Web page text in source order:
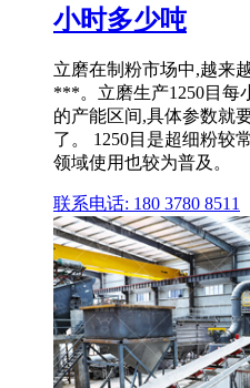
小时多少吨
立磨在制粉市场中,越来
***。立磨生产1250目每
的产能区间,具体参数就
了。 1250目是超细粉较
领域使用也较为普及。
联系电话: 180 3780 8511